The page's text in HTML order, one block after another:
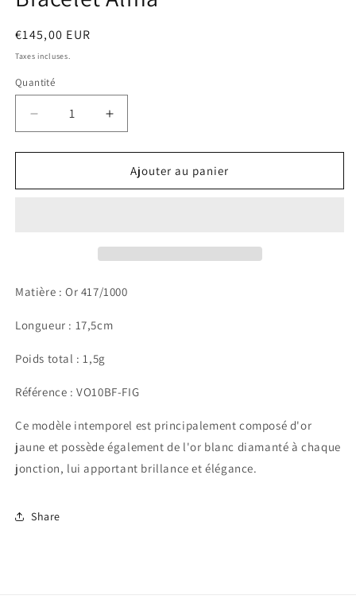
Prix
habituel
€145,00 EUR
Taxes incluses.
Quantité
Réduire
la
quantité
Bracelet
Augmenter
la
quantité
Bracelet
Ajouter au panier
Matière : Or 417/1000
Longueur : 17,5cm
Poids total : 1,5g
Référence : VO10BF-FIG
Ce modèle intemporel est principalement composé d'or
jaune et possède également de l'or blanc diamanté à chaque
jonction, lui apportant brillance et élégance.
Share